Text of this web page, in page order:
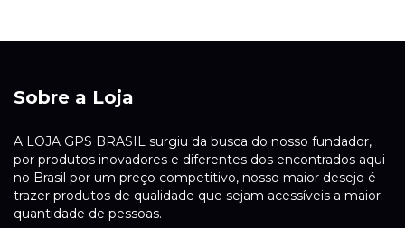
Sobre a Loja
A LOJA GPS BRASIL surgiu da busca do nosso fundador,
por produtos inovadores e diferentes dos encontrados aqui
no Brasil por um preço competitivo, nosso maior desejo é
trazer produtos de qualidade que sejam acessíveis a maior
quantidade de pessoas.